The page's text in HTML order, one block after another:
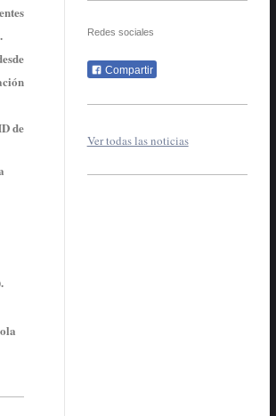
de
Redes sociales
Compartir
Ver todas las noticias